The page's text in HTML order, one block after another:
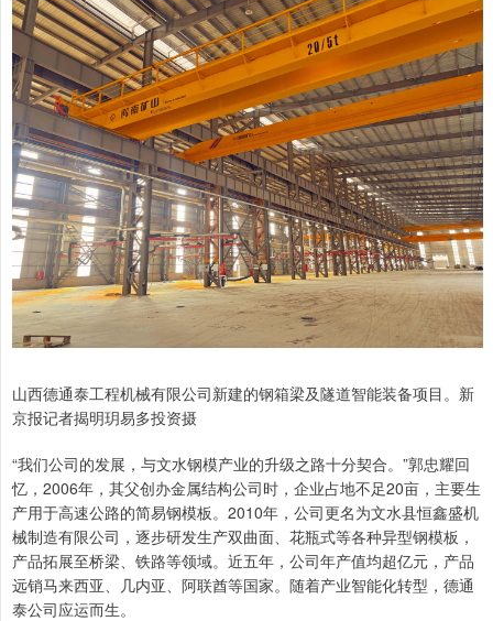
山西德通泰工程机械有限公司新建的钢箱梁及隧道智能装备项目。新
京报记者揭明玥易多投资摄
“我们公司的发展，与文水钢模产业的升级之路十分契合。”郭忠耀回
忆，2006年，其父创办金属结构公司时，企业占地不足20亩，主要生
产用于高速公路的简易钢模板。2010年，公司更名为文水县恒鑫盛机
械制造有限公司，逐步研发生产双曲面、花瓶式等各种异型钢模板，
产品拓展至桥梁、铁路等领域。近五年，公司年产值均超亿元，产品
远销马来西亚、几内亚、阿联酋等国家。随着产业智能化转型，德通
泰公司应运而生。